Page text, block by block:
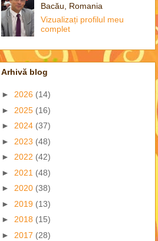
Bacău, Romania
Vizualizați profilul meu
complet
Arhivă blog
► 2026 (14)
► 2025 (16)
► 2024 (37)
► 2023 (48)
► 2022 (42)
► 2021 (48)
► 2020 (38)
► 2019 (13)
► 2018 (15)
► 2017 (28)